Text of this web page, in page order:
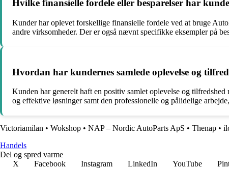
Hvilke finansielle fordele eller besparelser har
Kunder har oplevet forskellige finansielle fordele ved at bruge
andre virksomheder. Der er også nævnt specifikke eksempler på
Hvordan har kundernes samlede oplevelse og
Kunden har generelt haft en positiv samlet oplevelse og
og effektive løsninger samt den professionelle og pålidelige
Victoriamilan • Wokshop • NAP – Nordic AutoParts ApS • Thenap •
Handels
Del og spred varme
X
Facebook Instagram LinkedIn YouTube